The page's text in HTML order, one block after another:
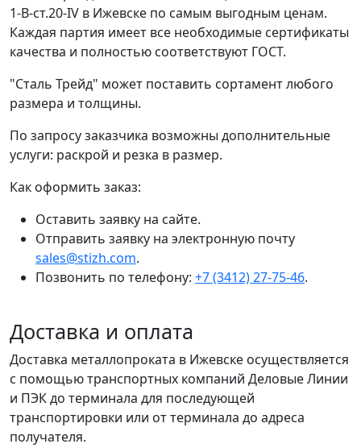
1-B-ст.20-IV в Ижевске по самым выгодным ценам.
Каждая партия имеет все необходимые сертификаты
качества и полностью соответствуют ГОСТ.
"Сталь Трейд" может поставить сортамент любого
размера и толщины.
По запросу заказчика возможны дополнительные
услуги: раскрой и резка в размер.
Как оформить заказ:
Оставить заявку на сайте.
Отправить заявку на электронную почту
sales@stizh.com.
Позвонить по телефону: +7 (3412) 27-75-46.
Доставка и оплата
Доставка металлопроката в Ижевске осуществляется
с помощью транспортных компаний Деловые Линии
и ПЭК до терминала для последующей
транспортировки или от терминала до адреса
получателя.